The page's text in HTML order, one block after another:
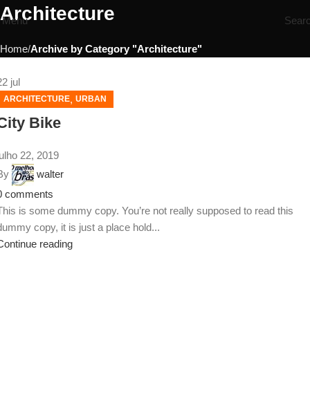
Menu
Architecture
Home Archive by Category "Architecture"
jul
ARCHITECTURE, URBAN
Bike
22, 2019
walter
comments
is some dummy copy. You’re not really supposed to read this
copy, it is just a place hold...
reading